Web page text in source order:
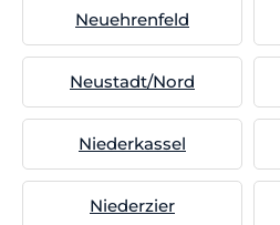
Neuehrenfeld
Neustadt/Nord
Niederkassel
Niederzier